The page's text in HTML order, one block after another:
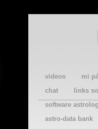
videos
mi
chat
links
software
astro-data bank